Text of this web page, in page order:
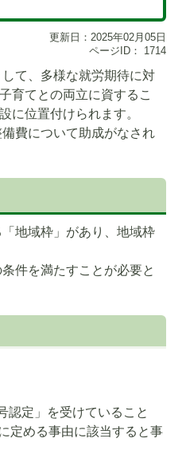
更新日：2025年02月05日
ページID：
1714
て、多様な就労期待に対
育てとの両立に資するこ
に位置付けられます。
費について助成がなされ
地域枠」があり、地域枠
件を満たすことが必要と
認定」を受けていること
定める事由に該当すると事